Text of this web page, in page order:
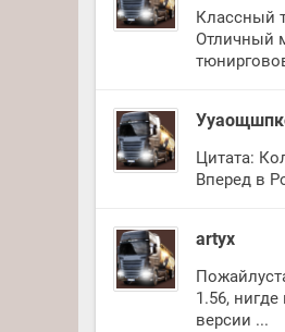
Классный
Отличный
Цитата:
Вперед в
artyx
1.56,
версии ...